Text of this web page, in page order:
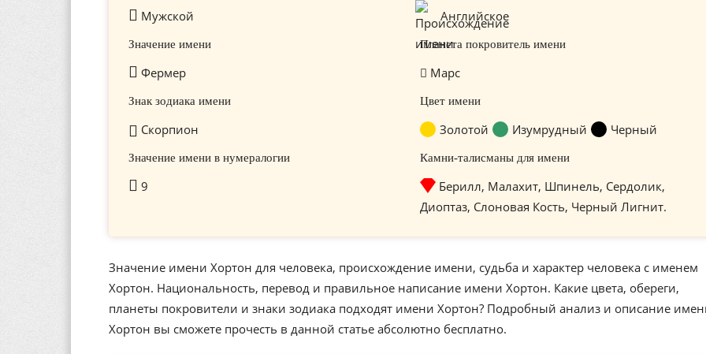
Мужской Английское
Значение имени
Фермер
Планета покровитель имени
Марс
Знак зодиака имени
Скорпион
Цвет имени
Золотой Изумрудный Черный
Значение имени в нумералогии
9
Камни-талисманы для имени
Берилл, Малахит, Шпинель, Сердолик,
Диоптаз, Слоновая Кость, Черный Лигнит.
Значение имени Хортон для человека, происхождение имени, судьба и характер человека с именем
Хортон. Национальность, перевод и правильное написание имени Хортон. Какие цвета, обереги,
планеты покровители и знаки зодиака подходят имени Хортон? Подробный анализ и описание
Хортон вы сможете прочесть в данной статье абсолютно бесплатно.